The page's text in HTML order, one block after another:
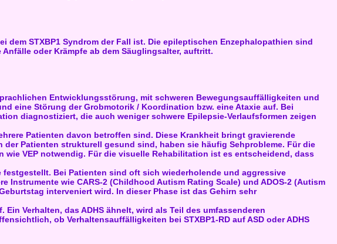
STXBP1 Syndrom der Fall ist. Die epileptischen Enzephalopathien sind
oder Krämpfe ab dem Säuglingsalter, auftritt.
Entwicklungsstörung, mit schweren Bewegungsauffälligkeiten und
eine Störung der Grobmotorik / Koordination bzw. eine Ataxie auf. Bei
diagnostiziert, die auch weniger schwere Epilepsie-Verlaufsformen zeigen
Patienten davon betroffen sind. Diese Krankheit bringt gravierende
Patienten strukturell gesund sind, haben sie häufig Sehprobleme. Für die
VEP notwendig. Für die visuelle Rehabilitation ist es entscheidend, dass
festgestellt. Bei Patienten sind oft sich wiederholende und aggressive
Instrumente wie CARS-2 (Childhood Autism Rating Scale) und ADOS-2 (Autism
interveniert wird. In dieser Phase ist das Gehirn sehr
Verhalten, das ADHS ähnelt, wird als Teil des umfassenderen
ob Verhaltensauffälligkeiten bei STXBP1-RD auf ASD oder ADHS